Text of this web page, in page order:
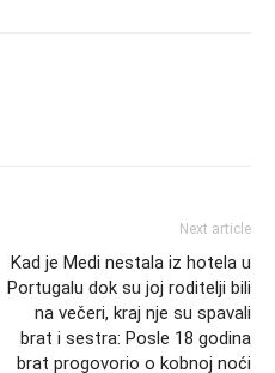
Next article
Kad je Medi nestala iz hotela u
Portugalu dok su joj roditelji bili
na večeri, kraj nje su spavali
brat i sestra: Posle 18 godina
brat progovorio o kobnoj noći